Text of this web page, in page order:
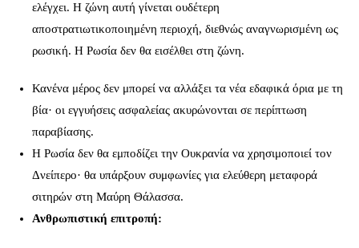
ελέγχει. Η ζώνη αυτή γίνεται ουδέτερη
αποστρατιωτικοποιημένη περιοχή, διεθνώς αναγνωρισμένη ως
ρωσική. Η Ρωσία δεν θα εισέλθει στη ζώνη.
Κανένα μέρος δεν μπορεί να αλλάξει τα νέα εδαφικά όρια με τη
βία· οι εγγυήσεις ασφαλείας ακυρώνονται σε περίπτωση
παραβίασης.
Η Ρωσία δεν θα εμποδίζει την Ουκρανία να χρησιμοποιεί τον
Δνείπερο· θα υπάρξουν συμφωνίες για ελεύθερη μεταφορά
σιτηρών στη Μαύρη Θάλασσα.
Ανθρωπιστική επιτροπή: